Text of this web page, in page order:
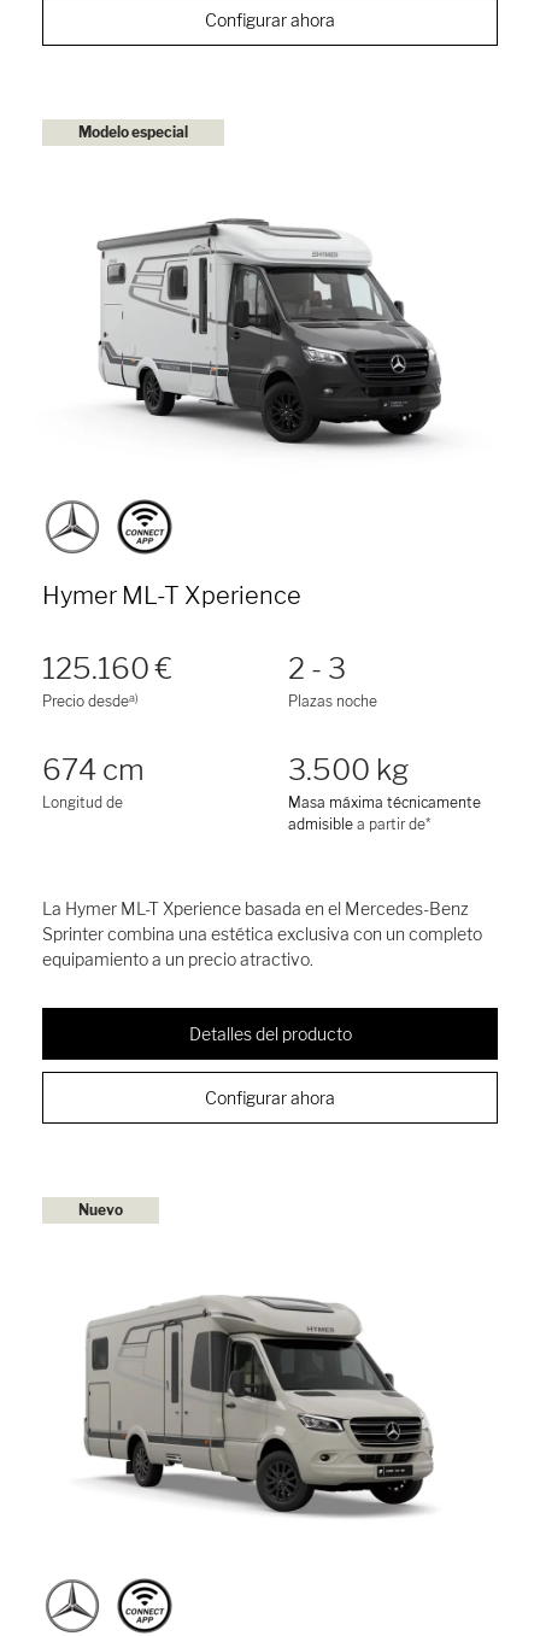
Configurar ahora
Modelo especial
Hymer ML-T Xperience
125.160 €
Precio desdea)
2 - 3
Plazas noche
674 cm
Longitud de
3.500 kg
Masa máxima técnicamente
admisible a partir de*
La Hymer ML-T Xperience basada en el Mercedes-Benz
Sprinter combina una estética exclusiva con un completo
equipamiento a un precio atractivo.
Detalles del producto
Configurar ahora
Nuevo